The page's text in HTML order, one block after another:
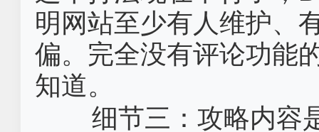
明网站至少有人维护、
偏。完全没有评论功能
知道。
细节三：攻略内容